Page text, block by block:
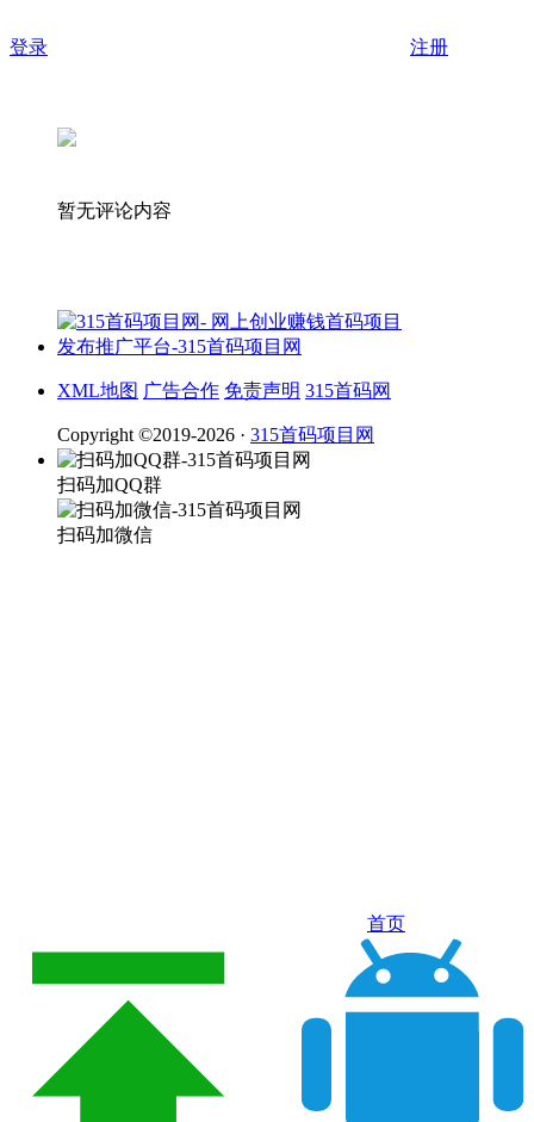
登录 注册
暂无评论内容
XML地图 广告合作 免责声明 315首码网
Copyright ©2019-2026 · 315首码项目网
扫码加QQ群
扫码加微信
首页